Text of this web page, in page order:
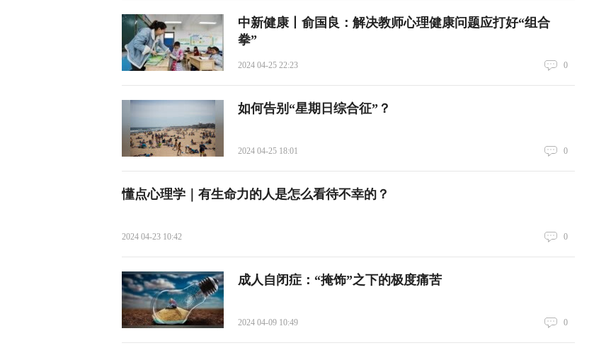
中新健康丨俞国良：解决教师心理健康问题应打好“组合
拳”
2024 04-25 22:23 0
如何告别“星期日综合征”？
2024 04-25 18:01 0
懂点心理学｜有生命力的人是怎么看待不幸的？
2024 04-23 10:42 0
成人自闭症：“掩饰”之下的极度痛苦
2024 04-09 10:49 0